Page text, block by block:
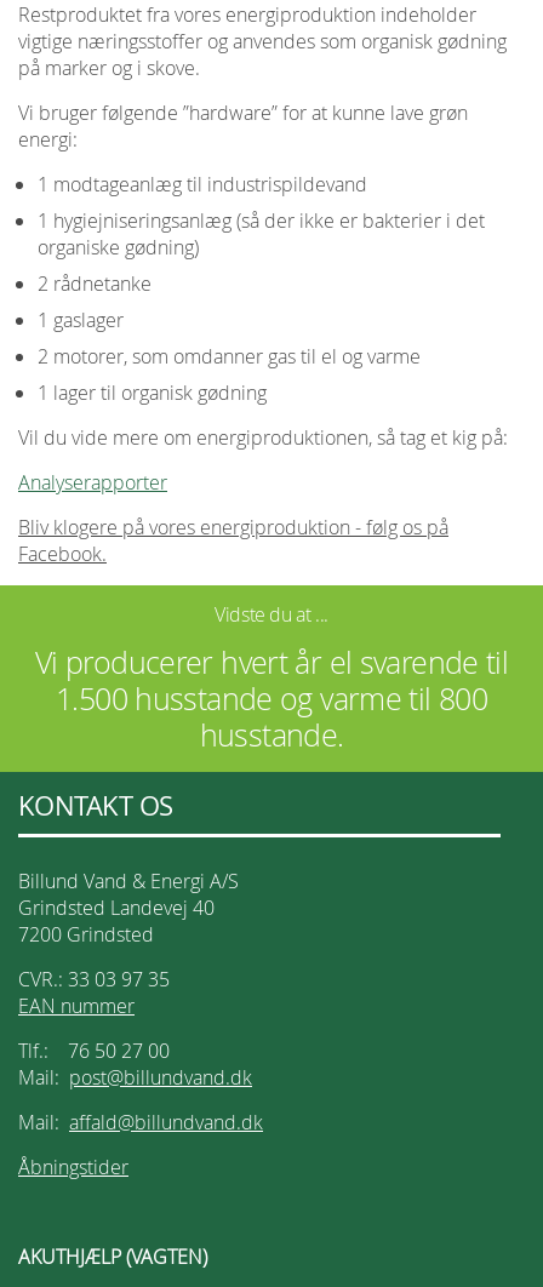
Restproduktet fra vores energiproduktion indeholder
vigtige næringsstoffer og anvendes som organisk gødning
på marker og i skove.
Vi bruger følgende ”hardware” for at kunne lave grøn
energi:
1 modtageanlæg til industrispildevand
1 hygiejniseringsanlæg (så der ikke er bakterier i det
organiske gødning)
2 rådnetanke
1 gaslager
2 motorer, som omdanner gas til el og varme
1 lager til organisk gødning
Vil du vide mere om energiproduktionen, så tag et kig på:
Analyserapporter
Bliv klogere på vores energiproduktion - følg os på
Facebook.
Vidste du at ...
Vi producerer hvert år el svarende til
1.500 husstande og varme til 800
husstande.
KONTAKT OS
Billund Vand & Energi A/S
Grindsted Landevej 40
7200 Grindsted
CVR.: 33 03 97 35
EAN nummer
Tlf.: 76 50 27 00
Mail: post@billundvand.dk
Mail: affald@billundvand.dk
Åbningstider
AKUTHJÆLP (VAGTEN)